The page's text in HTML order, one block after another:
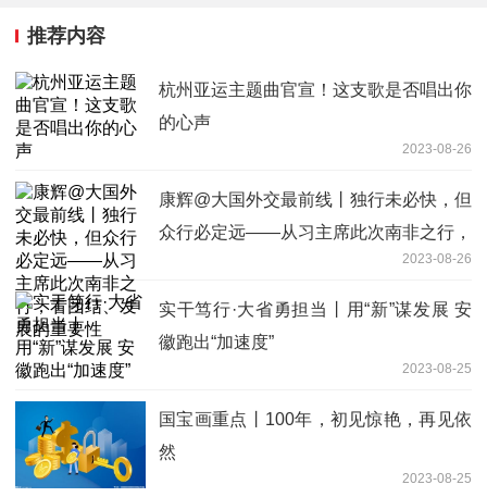
推荐内容
杭州亚运主题曲官宣！这支歌是否唱出你
的心声
2023-08-26
康辉@大国外交最前线丨独行未必快，但
众行必定远——从习主席此次南非之行，
2023-08-26
实干笃行·大省勇担当丨用“新”谋发展 安
徽跑出“加速度”
2023-08-25
国宝画重点丨100年，初见惊艳，再见依
然
2023-08-25